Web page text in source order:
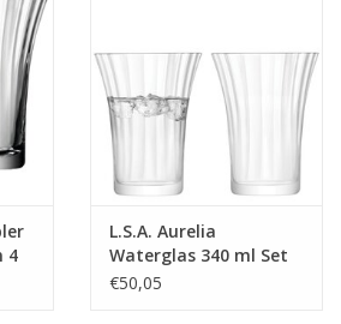
4
L.S.A. Aurelia
Waterglas 340 ml Set
van 2 Stuks
€50,05